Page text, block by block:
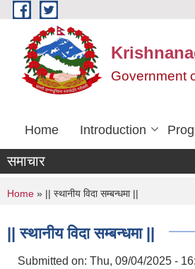
Skip to main content
Government
Home Introduction
समाचार
You are here
Home » || स्थानीय विदा सम्बन्धमा ||
|| स्थानीय विदा सम्बन्धमा ||
Submitted on: Thu, 09/04/2025 -